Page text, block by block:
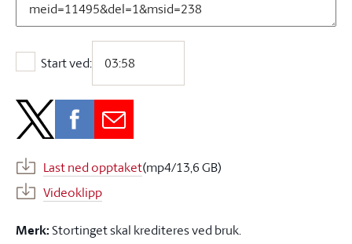
Start ved:
Start ved:
Last ned opptaket(mp4/13,6 GB)
Videoklipp
Merk:Stortinget skal krediteres ved bruk.